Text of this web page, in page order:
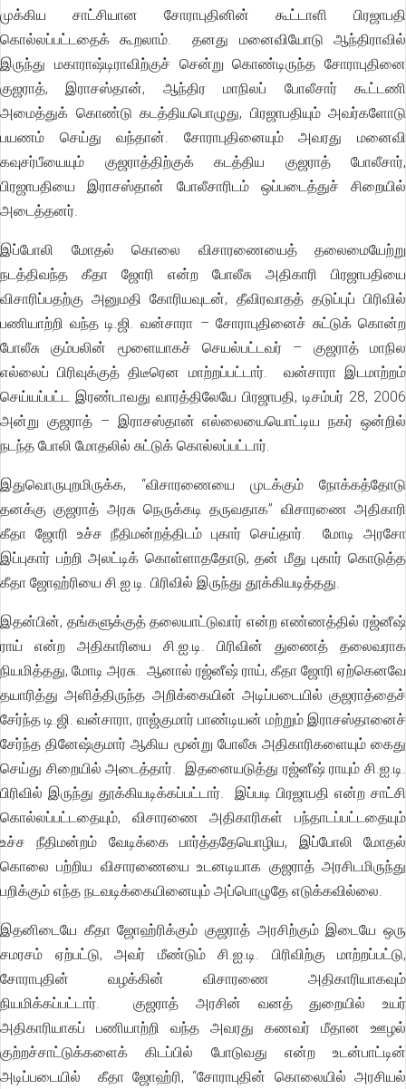
முக்கிய சாட்சியான சோராபுதினின் கூட்டாளி பிரஜாபதி
கொல்லப்பட்டதைக் கூறலாம். தனது மனைவியோடு ஆந்திராவில்
இருந்து மகாராஷ்டிராவிற்குச் சென்று கொண்டிருந்த சோராபுதினை
குஜராத், இராசஸ்தான், ஆந்திர மாநிலப் போலீசார் கூட்டணி
அமைத்துக் கொண்டு கடத்தியபொழுது, பிரஜாபதியும் அவர்களோடு
பயணம் செய்து வந்தான். சோராபுதினையும் அவரது மனைவி
கவுசர்பீயையும் குஜராத்திற்குக் கடத்திய குஜராத் போலீசார்,
பிரஜாபதியை இராசஸ்தான் போலீசாரிடம் ஒப்படைத்துச் சிறையில்
அடைத்தனர்.
இப்போலி மோதல் கொலை விசாரணையைத் தலைமையேற்று
நடத்திவந்த கீதா ஜோரி என்ற போலீசு அதிகாரி பிரஜாபதியை
விசாரிப்பதற்கு அனுமதி கோரியவுடன், தீவிரவாதத் தடுப்புப் பிரிவில்
பணியாற்றி வந்த டி.ஜி. வன்சாரா – சோராபுதினைச் சுட்டுக் கொன்ற
போலீசு கும்பலின் மூளையாகச் செயல்பட்டவர் – குஜராத் மாநில
எல்லைப் பிரிவுக்குத் திடீரென மாற்றப்பட்டார். வன்சாரா இடமாற்றம்
செய்யப்பட்ட இரண்டாவது வாரத்திலேயே பிரஜாபதி, டிசம்பர் 28, 2006
அன்று குஜராத் – இராசஸ்தான் எல்லையையொட்டிய நகர் ஒன்றில்
நடந்த போலி மோதலில் சுட்டுக் கொல்லப்பட்டார்.
இதுவொருபுறமிருக்க, “விசாரணையை முடக்கும் நோக்கத்தோடு
தனக்கு குஜராத் அரசு நெருக்கடி தருவதாக” விசாரணை அதிகாரி
கீதா ஜோரி உச்ச நீதிமன்றத்திடம் புகார் செய்தார். மோடி அரசோ
இப்புகார் பற்றி அலட்டிக் கொள்ளாததோடு, தன் மீது புகார் கொடுத்த
கீதா ஜோஹ்ரியை சி.ஐ.டி. பிரிவில் இருந்து தூக்கியடித்தது.
இதன்பின், தங்களுக்குத் தலையாட்டுவார் என்ற எண்ணத்தில் ரஜ்னீஷ்
ராய் என்ற அதிகாரியை சி.ஐ.டி. பிரிவின் துணைத் தலைவராக
நியமித்தது, மோடி அரசு. ஆனால் ரஜ்னீஷ் ராய், கீதா ஜோரி ஏற்கெனவே
தயாரித்து அளித்திருந்த அறிக்கையின் அடிப்படையில் குஜராத்தைச்
சேர்ந்த டி.ஜி. வன்சாரா, ராஜ்குமார் பாண்டியன் மற்றும் இராசஸ்தானைச்
சேர்ந்த தினேஷ்குமார் ஆகிய மூன்று போலீசு அதிகாரிகளையும் கைது
செய்து சிறையில் அடைத்தார். இதனையடுத்து ரஜ்னீஷ் ராயும் சி.ஐ.டி.
பிரிவில் இருந்து தூக்கியடிக்கப்பட்டார். இப்படி பிரஜாபதி என்ற சாட்சி
கொல்லப்பட்டதையும், விசாரணை அதிகாரிகள் பந்தாடப்பட்டதையும்
உச்ச நீதிமன்றம் வேடிக்கை பார்த்ததேயொழிய, இப்போலி மோதல்
கொலை பற்றிய விசாரணையை உடனடியாக குஜராத் அரசிடமிருந்து
பறிக்கும் எந்த நடவடிக்கையினையும் அப்பொழுதே எடுக்கவில்லை.
இதனிடையே கீதா ஜோஹ்ரிக்கும் குஜராத் அரசிற்கும் இடையே ஒரு
சமரசம் ஏற்பட்டு, அவர் மீண்டும் சி.ஐ.டி. பிரிவிற்கு மாற்றப்பட்டு,
சோராபுதின் வழக்கின் விசாரணை அதிகாரியாகவும்
நியமிக்கப்பட்டார். குஜராத் அரசின் வனத் துறையில் உயர்
அதிகாரியாகப் பணியாற்றி வந்த அவரது கணவர் மீதான ஊழல்
குற்றச்சாட்டுக்களைக் கிடப்பில் போடுவது என்ற உடன்பாட்டின்
அடிப்படையில் கீதா ஜோஹ்ரி, “சோராபுதின் கொலையில் அரசியல்